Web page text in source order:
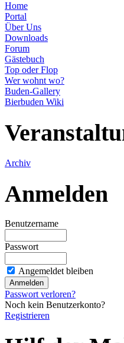
Home
Portal
Über Uns
Downloads
Forum
Gästebuch
Top oder Flop
Wer wohnt wo?
Buden-Gallery
Bierbuden Wiki
Archiv
Anmelden
Benutzername
Passwort
Angemeldet bleiben
Passwort verloren?
Noch kein Benutzerkonto?
Registrieren